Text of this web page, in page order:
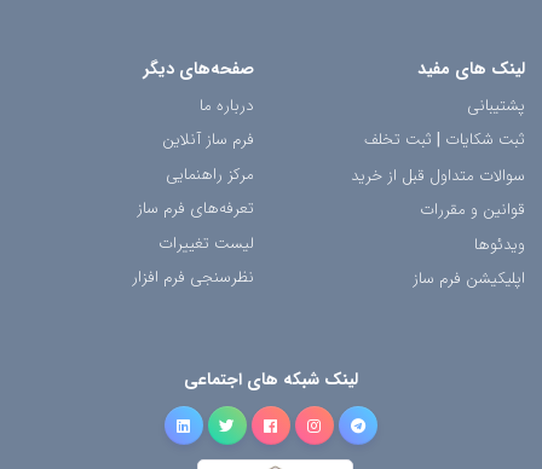
لینک های مفید
پشتیبانی
ثبت شکایات | ثبت تخلف
سوالات متداول قبل از خرید
قوانین و مقررات
ویدئوها
اپلیکیشن فرم ساز
صفحه‌های دیگر
درباره ما
فرم ساز آنلاین
مرکز راهنمایی
تعرفه‌های فرم ساز
لیست تغییرات
نظرسنجی فرم افزار
لینک شبکه های اجتماعی